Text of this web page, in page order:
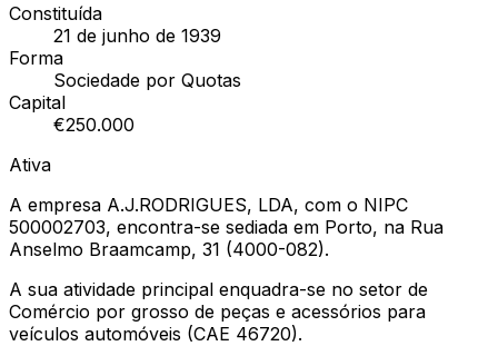
Constituída
21 de junho de 1939
Forma
Sociedade por Quotas
Capital
€250.000
Ativa
A empresa A.J.RODRIGUES, LDA, com o NIPC
500002703, encontra-se sediada em Porto, na Rua
Anselmo Braamcamp, 31 (4000-082).
A sua atividade principal enquadra-se no setor de
Comércio por grosso de peças e acessórios para
veículos automóveis (CAE 46720).